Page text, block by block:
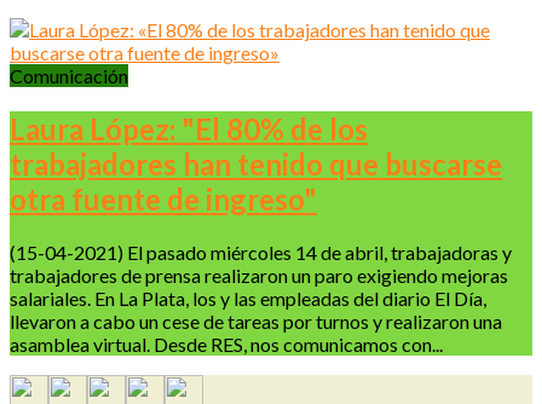
Comunicación
Laura López: "El 80% de los
trabajadores han tenido que buscarse
otra fuente de ingreso"
(15-04-2021) El pasado miércoles 14 de abril, trabajadoras y
trabajadores de prensa realizaron un paro exigiendo mejoras
salariales. En La Plata, los y las empleadas del diario El Día,
llevaron a cabo un cese de tareas por turnos y realizaron una
asamblea virtual. Desde RES, nos comunicamos con...